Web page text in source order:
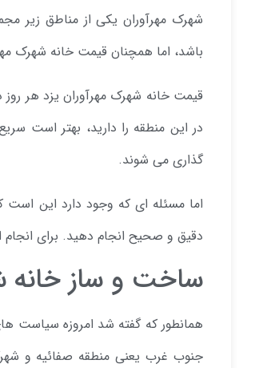
شهرک مهرآوران یکی از مناطق زیر
باشد، اما همچنان قیمت خانه شهرک
قیمت خانه شهرک مهرآوران یزد هر
گذاری می شوند.
اما مسئله ای که وجود دارد این
دقیق و صحیح انجام دهید. برای انجام
ساخت و ساز خانه
همانطور که گفته شد امروزه سیاست
جنوب غرب یعنی منطقه صفائیه و